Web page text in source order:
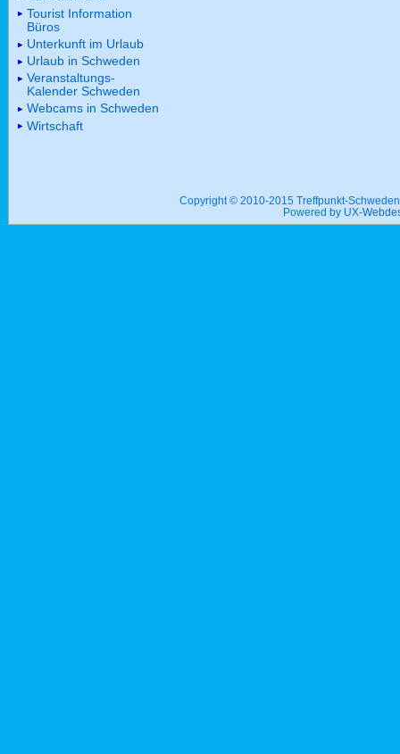
Tourist Information
Büros
Unterkunft im Urlaub
Urlaub in Schweden
Veranstaltungs-
Kalender Schweden
Webcams in Schweden
Wirtschaft
Copyright © 2010-2015 Treffpunkt-
Powered by UX-